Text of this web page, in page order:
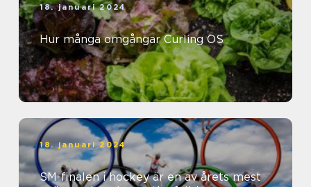
18. januari 2024
Hur många omgångar Curling OS
18. januari 2024
SM-finalen i hockey är en av årets mest